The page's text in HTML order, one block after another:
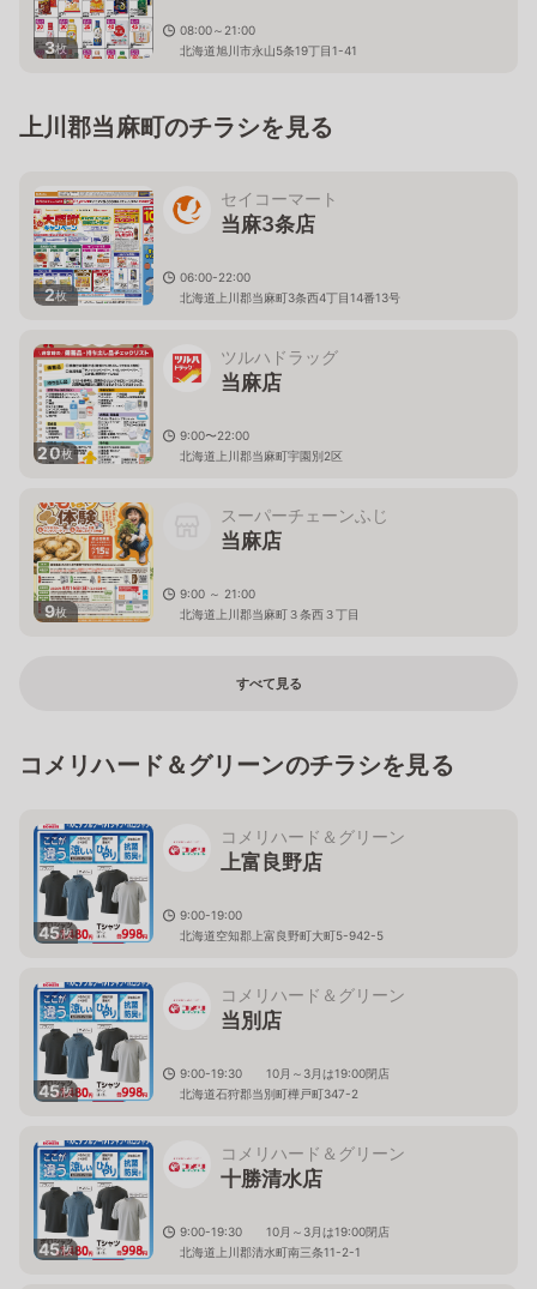
3枚
08:00～21:00
北海道旭川市永山5条19丁目1-41
上川郡当麻町のチラシを見る
2枚
セイコーマート
当麻3条店
06:00-22:00
北海道上川郡当麻町3条西4丁目14番13号
20枚
ツルハドラッグ
当麻店
9:00〜22:00
北海道上川郡当麻町宇園別2区
9枚
スーパーチェーンふじ
当麻店
9:00 ～ 21:00
北海道上川郡当麻町３条西３丁目
すべて見る
コメリハード＆グリーンのチラシを見る
45枚
コメリハード＆グリーン
上富良野店
9:00-19:00
北海道空知郡上富良野町大町5-942-5
45枚
コメリハード＆グリーン
当別店
9:00-19:30 10月～3月は19:00閉店
北海道石狩郡当別町樺戸町347-2
45枚
コメリハード＆グリーン
十勝清水店
9:00-19:30 10月～3月は19:00閉店
北海道上川郡清水町南三条11-2-1